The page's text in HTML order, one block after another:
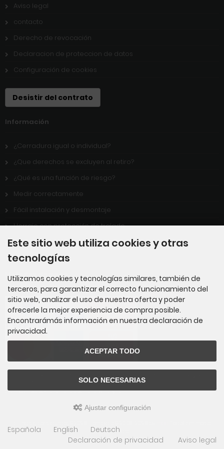
Aviso legal
contacto
Derecho de revocación
Declaracion de proteccion de datos
Configuración de cookies
Desistir del contrato
Información
¿Cerradura igual o individual?
¿Que derechos se excluyen al retiro?
¿Qué es una función de riesgo?
Medir correctamente
Fácil instalación y desmontaje
Herraje con protección de tralado
Plazo de entrega
Métodos de pago
Pago a plazos: transferencia del importe de la factura a PayPal. Ust
ed transfiere el dinero directamente a PayPal tras recibir la mercan
cía. No necesita una cuenta de PayPal.
Shopsoftware
modified eCommerce Shopsoftware © 2009-2026
Este sitio web utiliza cookies y otras
tecnologías
Utilizamos cookies y tecnologías similares, también de
terceros, para garantizar el correcto funcionamiento del
sitio web, analizar el uso de nuestra oferta y poder
ofrecerle la mejor experiencia de compra posible.
Encontrarámás información en nuestra declaración de
privacidad.
ACEPTAR TODO
SOLO NECESARIAS
Ajustar configuración
Española English
Deutsch
Declaración de privacidad
Aviso legal